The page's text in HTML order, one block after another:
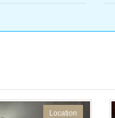
Location